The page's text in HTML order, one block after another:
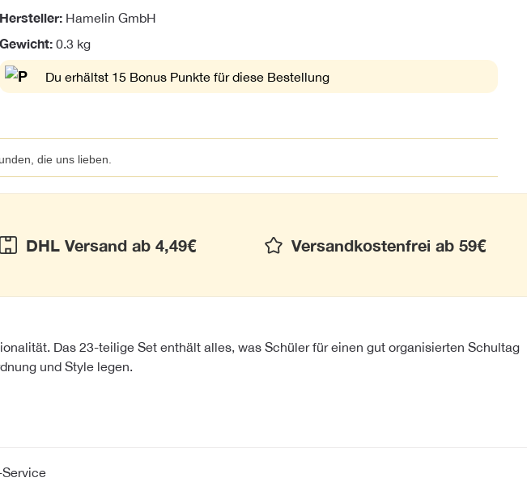
Hersteller: Hamelin GmbH
Gewicht: 0.3 kg
Du erhältst 15 Bonus Punkte für diese Bestellung
die uns lieben.
DHL Versand ab 4,49€ Versandkostenfrei ab 59€
Das 23-teilige Set enthält alles, was Schüler für einen gut organisierten Schultag
und Style legen.